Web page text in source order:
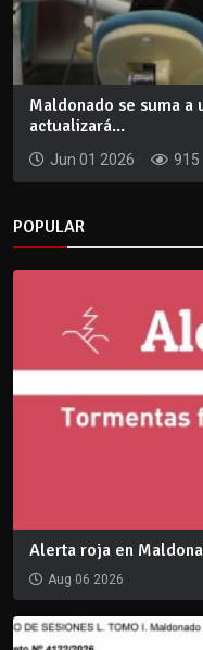
Maldonado se suma
actualizará...
Jun 01 2026 915
POPULAR
Alerta roja en
Aug 06 2026